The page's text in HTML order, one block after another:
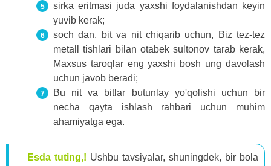
sirka eritmasi juda yaxshi foydalanishdan keyin
yuvib kerak;
soch dan, bit va nit chiqarib uchun, Biz tez-tez
metall tishlari bilan otabek sultonov tarab kerak,
Maxsus taroqlar eng yaxshi bosh ung davolash
uchun javob beradi;
Bu nit va bitlar butunlay yo'qolishi uchun bir
necha qayta ishlash rahbari uchun muhim
ahamiyatga ega.
Esda tuting,! Ushbu tavsiyalar, shuningdek, bir bola